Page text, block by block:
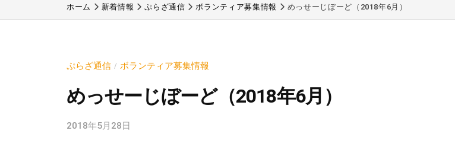
区
O
・
ボ
ラ
北
区
・
ラ
ホーム 新着情報 ぷらざ通信 ボランティア募集情報 めっせーじぼーど（2018年6月）
ぷらざ通信 / ボランティア募集情報
めっせーじぼーど（2018年6月）
2018年5月28日
ン
ア
ら